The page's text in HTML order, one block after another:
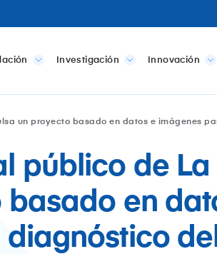
Investigación Innovación
un proyecto basado en datos e imágenes
público de
basado en
diagnóstico